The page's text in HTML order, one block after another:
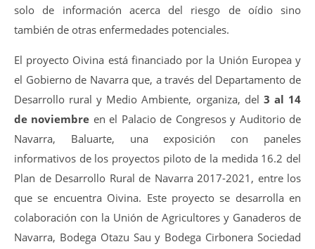
solo de información acerca del riesgo de oídio sino
también de otras enfermedades potenciales.
El proyecto Oivina está financiado por la Unión Europea y
el Gobierno de Navarra que, a través del Departamento de
Desarrollo rural y Medio Ambiente, organiza, del 3 al 14
de noviembre en el Palacio de Congresos y Auditorio de
Navarra, Baluarte, una exposición con paneles
informativos de los proyectos piloto de la medida 16.2 del
Plan de Desarrollo Rural de Navarra 2017-2021, entre los
que se encuentra Oivina. Este proyecto se desarrolla en
colaboración con la Unión de Agricultores y Ganaderos de
Navarra, Bodega Otazu Sau y Bodega Cirbonera Sociedad